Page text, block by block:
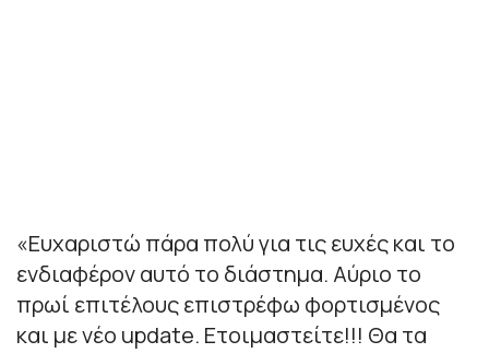
«Ευχαριστώ πάρα πολύ για τις ευχές και το
ενδιαφέρον αυτό το διάστημα. Αύριο το
πρωί επιτέλους επιστρέφω φορτισμένος
και με νέο update. Ετοιμαστείτε!!! Θα τα